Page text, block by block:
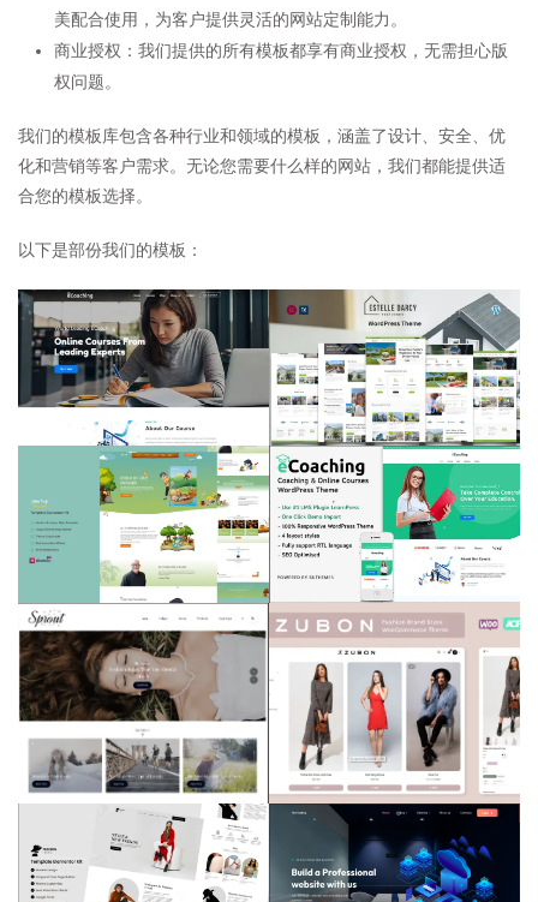
美配合使用，为客户提供灵活的网站定制能力。
商业授权：我们提供的所有模板都享有商业授权，无需担心版
权问题。
我们的模板库包含各种行业和领域的模板，涵盖了设计、安全、优
化和营销等客户需求。无论您需要什么样的网站，我们都能提供适
合您的模板选择。
以下是部份我们的模板：